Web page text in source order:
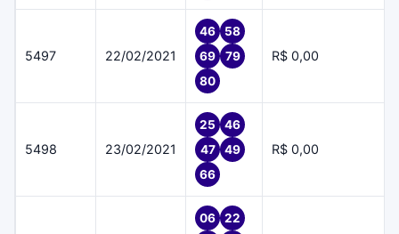
5497 22/02/2021
46
58
69
79
80
R$ 0,00
5498 23/02/2021
25
46
47
49
66
R$ 0,00
06
22